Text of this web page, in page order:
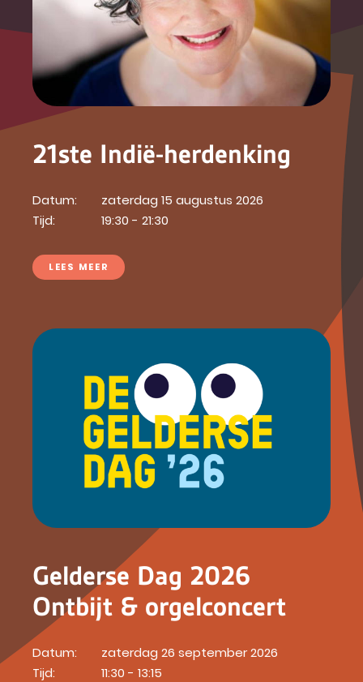
21ste Indië-herdenking
Datum:
Tijd:
zaterdag 15 augustus 2026
19:30 - 21:30
LEES MEER
Gelderse Dag 2026
Ontbijt & orgelconcert
Datum:
Tijd:
zaterdag 26 september 2026
11:30 - 13:15